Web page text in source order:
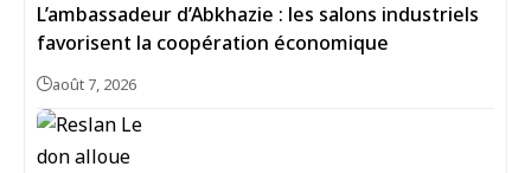
L’ambassadeur d’Abkhazie : les salons industriels
favorisent la coopération économique
août 7, 2026